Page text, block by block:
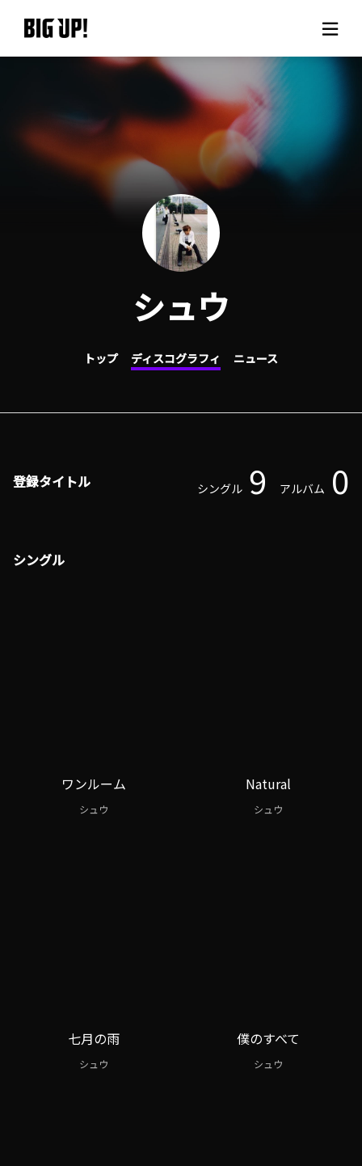
BIG UP!について
ニュース
料金プラン
サポート
ご利用の流れ
よくある質問
シュウ
トップ ディスコグラフィ ニュース
登録タイトル シングル 9 アルバム 0
シングル
ワンルーム
シュウ
Natural
シュウ
七月の雨
シュウ
僕のすべて
シュウ